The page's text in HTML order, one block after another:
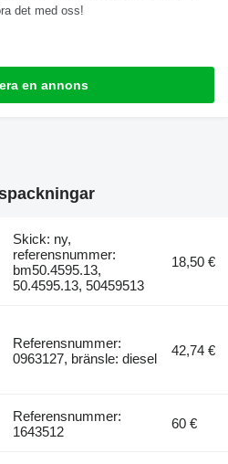
det med oss!
en annons
Skick: ny,
referensnummer:
bm50.4595.13,
50.4595.13, 50459513
18,50 €
Referensnummer:
0963127, bränsle: diesel
42,74 €
Referensnummer:
1643512
60 €